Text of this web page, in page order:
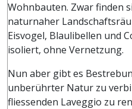
Wohnbauten. Zwar finden
naturnaher
Eisvogel, Blaulibellen und
isoliert, ohne Vernetzung.
Nun aber gibt es
unberührter Natur zu
fliessenden Laveggio zu